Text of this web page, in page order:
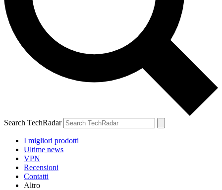
Search TechRadar
I migliori prodotti
Ultime news
VPN
Recensioni
Contatti
Altro